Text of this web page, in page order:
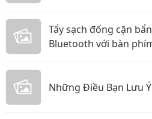
Tẩy sạch đống cặn
Bluetooth với bàn
Những Điều Bạn Lưu